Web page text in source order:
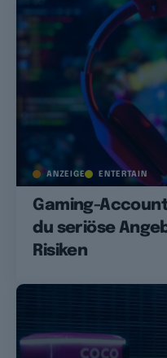
ANZEIGE ENTERTAIN
Gaming-
du seriöse
Risiken